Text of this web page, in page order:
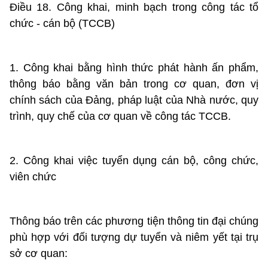
Điều 18. Công khai, minh bạch trong công tác tổ
chức - cán bộ (TCCB)
1. Công khai bằng hình thức phát hành ấn phẩm,
thông báo bằng văn bản trong cơ quan, đơn vị
chính sách của Đảng, pháp luật của Nhà nước, quy
trình, quy chế của cơ quan về công tác TCCB.
2. Công khai việc tuyển dụng cán bộ, công chức,
viên chức
Thông báo trên các phương tiện thông tin đại chúng
phù hợp với đối tượng dự tuyển và niêm yết tại trụ
sở cơ quan: